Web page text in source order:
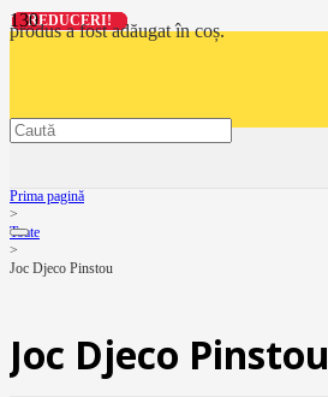
produsa fost adăugat în coș.
Prima pagină
>
Toate
>
Joc Djeco Pinstou
Joc Djeco Pinstou
REDUCERI!
REDUCERI!
REDUCERI!
REDUCERI!